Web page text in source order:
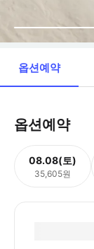
옵션예약
옵션예약
08.08(토)
35,605원